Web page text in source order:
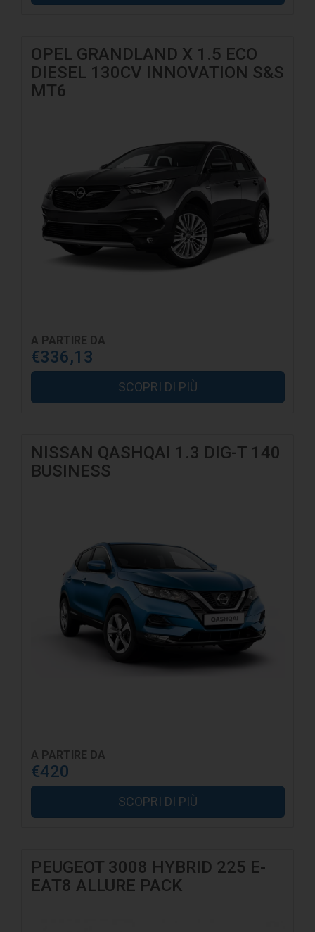
OPEL GRANDLAND X 1.5 ECO
DIESEL 130CV INNOVATION S&S
MT6
A PARTIRE DA
€336,13
SCOPRI DI PIÙ
NISSAN QASHQAI 1.3 DIG-T 140
BUSINESS
A PARTIRE DA
€420
SCOPRI DI PIÙ
PEUGEOT 3008 HYBRID 225 E-
EAT8 ALLURE PACK